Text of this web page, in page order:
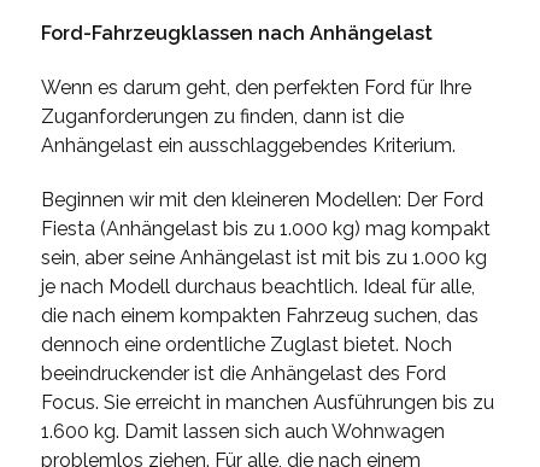
Ford-Fahrzeugklassen nach Anhängelast
Wenn es darum geht, den perfekten Ford für Ihre
Zuganforderungen zu finden, dann ist die
Anhängelast ein ausschlaggebendes Kriterium.
Beginnen wir mit den kleineren Modellen: Der Ford
Fiesta (Anhängelast bis zu 1.000 kg) mag kompakt
sein, aber seine Anhängelast ist mit bis zu 1.000 kg
je nach Modell durchaus beachtlich. Ideal für alle,
die nach einem kompakten Fahrzeug suchen, das
dennoch eine ordentliche Zuglast bietet. Noch
beeindruckender ist die Anhängelast des Ford
Focus. Sie erreicht in manchen Ausführungen bis zu
1.600 kg. Damit lassen sich auch Wohnwagen
problemlos ziehen. Für alle, die nach einem